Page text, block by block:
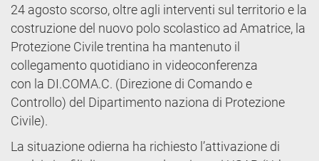
24 agosto scorso, oltre agli interventi sul territorio e la
costruzione del nuovo polo scolastico ad Amatrice, la
Protezione Civile trentina ha mantenuto il
collegamento quotidiano in videoconferenza
con la DI.COMA.C. (Direzione di Comando e
Controllo) del Dipartimento naziona di Protezione
Civile).
La situazione odierna ha richiesto l’attivazione di